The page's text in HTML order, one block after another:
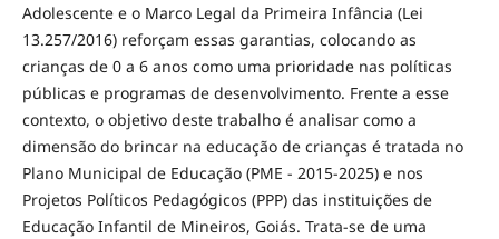
Adolescente e o Marco Legal da Primeira Infância (Lei
13.257/2016) reforçam essas garantias, colocando as
crianças de 0 a 6 anos como uma prioridade nas políticas
públicas e programas de desenvolvimento. Frente a esse
contexto, o objetivo deste trabalho é analisar como a
dimensão do brincar na educação de crianças é tratada no
Plano Municipal de Educação (PME - 2015-2025) e nos
Projetos Políticos Pedagógicos (PPP) das instituições de
Educação Infantil de Mineiros, Goiás. Trata-se de uma